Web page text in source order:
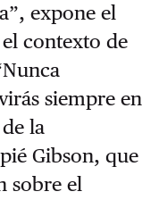
expone el
contexto de
siempre en
la
Gibson, que
sobre el